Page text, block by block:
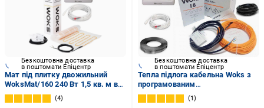
Безкоштовна доставка
в поштомати Епіцентр
Мат під плитку двожильний
WoksMat/160 240 Вт 1,5 кв. м в
комплекті з програмованим
терморегулятором (758)
4
Безкоштовна доставка
в поштомати Епіцентр
Тепла підлога кабельна Woks з
програмованим
терморегулятором E51 3,6 м2-
4,5 м2/660 Вт 36 м/18 Вт/м
1